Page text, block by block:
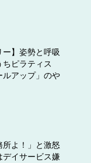
ー】姿勢と呼吸
ちピラティス
ルアップ」のや
所よ！」と激怒
デイサービス嫌